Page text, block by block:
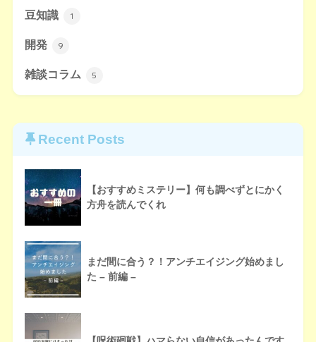
豆知識 1
開発 9
雑談コラム 5
Recent Posts
【おすすめミステリー】何も調べずとにかく
方舟を読んでくれ
まだ間に合う？！アンチエイジング始めまし
た – 前編 –